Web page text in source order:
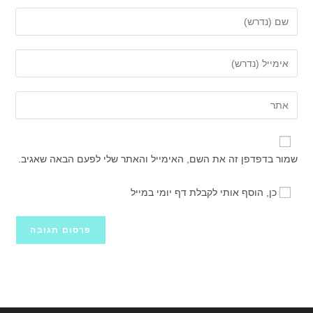
את
השם
שלך
שם
משתמש
כדי
להגיב
את
כתובת
דואר
שלך
כדי
את
כתובת
שלך
שמור בדפדפן זה את השם, האימייל והאתר שלי לפעם הבאה שאגיב.
כן, הוסף אותי לקבלת דף יומי במייל